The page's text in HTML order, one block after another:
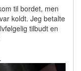
til bordet, men
koldt. Jeg betalte
tilbudt en